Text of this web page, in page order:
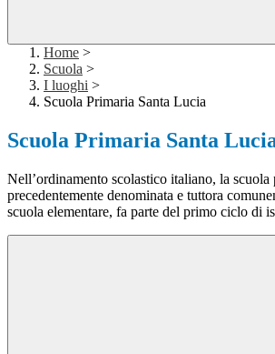
Home >
Scuola >
I luoghi >
Scuola Primaria Santa Lucia
Scuola Primaria Santa
Nell’ordinamento scolastico italiano, la scuola
precedentemente denominata e tuttora
scuola elementare, fa parte del primo ciclo di